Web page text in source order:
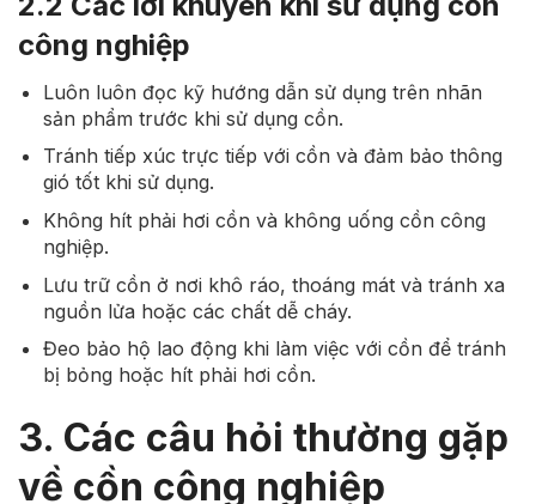
công nghiệp
Luôn luôn đọc kỹ hướng dẫn sử dụng trên nhãn
sản phẩm trước khi sử dụng cồn.
Tránh tiếp xúc trực tiếp với cồn và đảm bảo thông
gió tốt khi sử dụng.
Không hít phải hơi cồn và không uống cồn công
nghiệp.
Lưu trữ cồn ở nơi khô ráo, thoáng mát và tránh xa
nguồn lửa hoặc các chất dễ cháy.
Đeo bảo hộ lao động khi làm việc với cồn để tránh
bị bỏng hoặc hít phải hơi cồn.
3. Các câu hỏi thường gặp
về cồn công nghiệp